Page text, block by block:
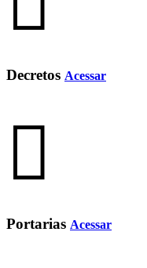
Decretos Acessar
Portarias Acessar